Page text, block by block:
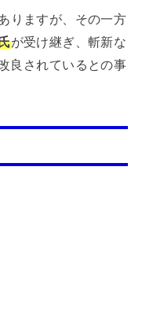
りますが、その一方
が受け継ぎ、斬新な
良されているとの事